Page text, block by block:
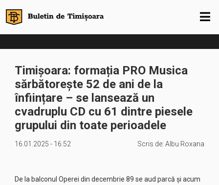
Timișoara: formația PRO Musica
sărbătorește 52 de ani de la
înființare – se lansează un
cvadruplu CD cu 61 dintre piesele
grupului din toate perioadele
16.01.2025 - 16:52 Scris de: Albu Roxana
De la balconul Operei din decembrie 89 se aud parcă și acum